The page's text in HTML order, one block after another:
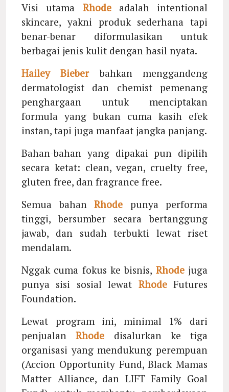
Visi utama Rhodeadalah intentional
skincare, yakni produk sederhana tapi
benar-benar diformulasikan untuk
berbagai jenis kulit dengan hasil nyata.
Hailey Bieberbahkan menggandeng
dermatologist dan chemist pemenang
penghargaan untuk menciptakan
formula yang bukan cuma kasih efek
instan, tapi juga manfaat jangka panjang.
Bahan-bahan yang dipakai pun dipilih
secara ketat: clean, vegan, cruelty free,
gluten free, dan fragrance free.
Semua bahan Rhode punya performa
tinggi, bersumber secara bertanggung
jawab, dan sudah terbukti lewat riset
mendalam.
Nggak cuma fokus ke bisnis, Rhodejuga
punya sisi sosial lewat RhodeFutures
Foundation.
Lewat program ini, minimal 1% dari
penjualanRhode disalurkan ke tiga
organisasi yang mendukung perempuan
(Accion Opportunity Fund, Black Mamas
Matter Alliance, dan LIFT Family Goal